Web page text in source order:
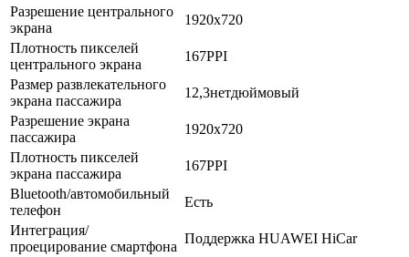
Разрешение центрального
экрана
1920x720
Плотность пикселей
центрального экрана
167PPI
Размер развлекательного
экрана пассажира
12,3нетдюймовый
Разрешение экрана
пассажира
1920x720
Плотность пикселей
экрана пассажира
167PPI
Bluetooth/автомобильный
телефон
Есть
Интеграция/
проецирование смартфона
Поддержка HUAWEI HiCar